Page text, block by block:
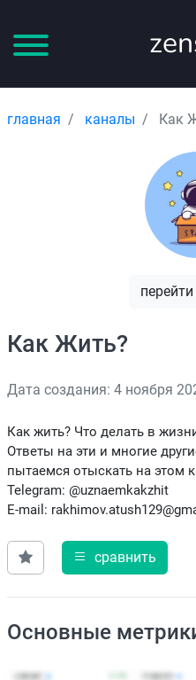
главная каналы Как
Как Жить?
Дата создания: 4 ноября
Как жить? Что делать в
Ответы на эти и многие
пытаемся отыскать на этом
Telegram: @uznaemkakzhit
E-mail:
сравнить
Основные